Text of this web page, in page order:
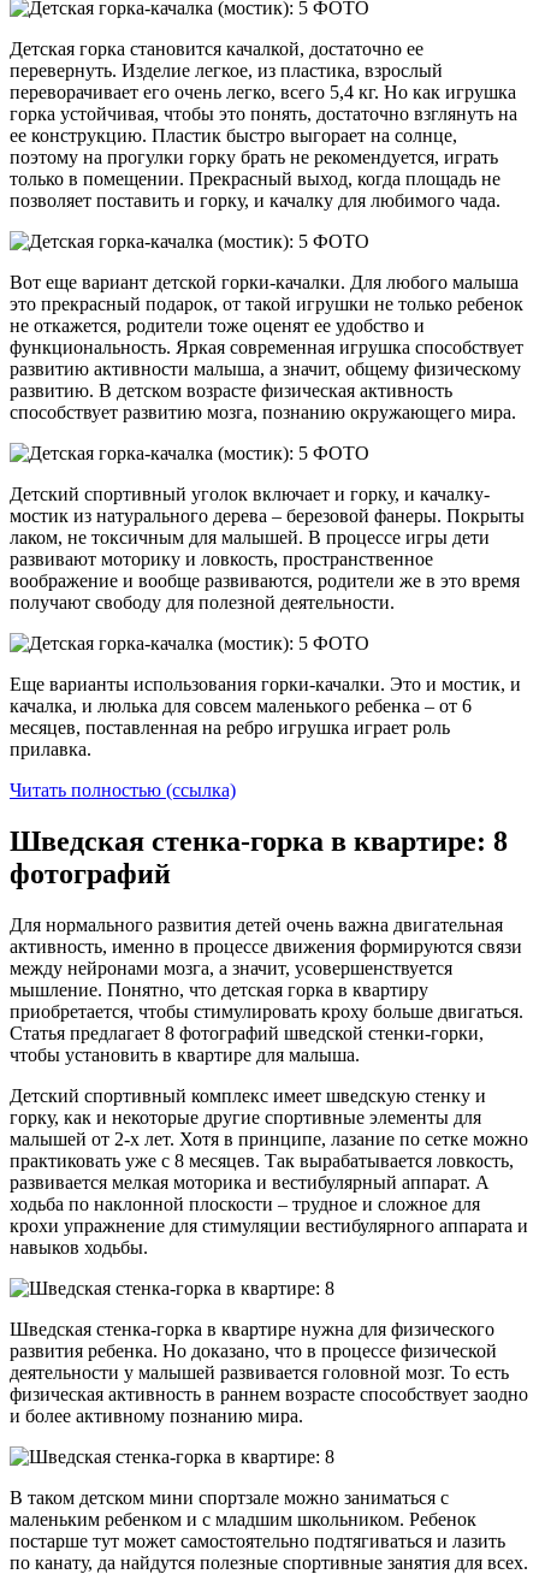
Детская горка становится качалкой, достаточно ее
перевернуть. Изделие легкое, из пластика, взрослый
переворачивает его очень легко, всего 5,4 кг. Но как игрушка
горка устойчивая, чтобы это понять, достаточно взглянуть на
ее конструкцию. Пластик быстро выгорает на солнце,
поэтому на прогулки горку брать не рекомендуется, играть
только в помещении. Прекрасный выход, когда площадь не
позволяет поставить и горку, и качалку для любимого чада.
Вот еще вариант детской горки-качалки. Для любого малыша
это прекрасный подарок, от такой игрушки не только ребенок
не откажется, родители тоже оценят ее удобство и
функциональность. Яркая современная игрушка способствует
развитию активности малыша, а значит, общему физическому
развитию. В детском возрасте физическая активность
способствует развитию мозга, познанию окружающего мира.
Детский спортивный уголок включает и горку, и качалку-
мостик из натурального дерева – березовой фанеры. Покрыты
лаком, не токсичным для малышей. В процессе игры дети
развивают моторику и ловкость, пространственное
воображение и вообще развиваются, родители же в это время
получают свободу для полезной деятельности.
Еще варианты использования горки-качалки. Это и мостик, и
качалка, и люлька для совсем маленького ребенка – от 6
месяцев, поставленная на ребро игрушка играет роль
прилавка.
Читать полностью (ссылка)
Шведская стенка-горка в квартире: 8
фотографий
Для нормального развития детей очень важна двигательная
активность, именно в процессе движения формируются связи
между нейронами мозга, а значит, усовершенствуется
мышление. Понятно, что детская горка в квартиру
приобретается, чтобы стимулировать кроху больше двигаться.
Статья предлагает 8 фотографий шведской стенки-горки,
чтобы установить в квартире для малыша.
Детский спортивный комплекс имеет шведскую стенку и
горку, как и некоторые другие спортивные элементы для
малышей от 2-х лет. Хотя в принципе, лазание по сетке можно
практиковать уже с 8 месяцев. Так вырабатывается ловкость,
развивается мелкая моторика и вестибулярный аппарат. А
ходьба по наклонной плоскости – трудное и сложное для
крохи упражнение для стимуляции вестибулярного аппарата и
навыков ходьбы.
Шведская стенка-горка в квартире нужна для физического
развития ребенка. Но доказано, что в процессе физической
деятельности у малышей развивается головной мозг. То есть
физическая активность в раннем возрасте способствует заодно
и более активному познанию мира.
В таком детском мини спортзале можно заниматься с
маленьким ребенком и с младшим школьником. Ребенок
постарше тут может самостоятельно подтягиваться и лазить
по канату, да найдутся полезные спортивные занятия для всех.